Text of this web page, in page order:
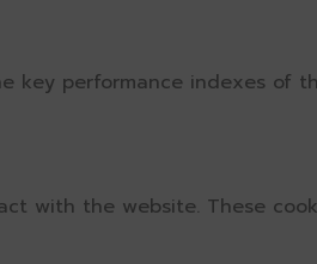
key performance indexes
with the website. These